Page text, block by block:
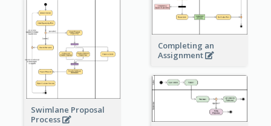
Completing an
Assignment
Swimlane Proposal
Process